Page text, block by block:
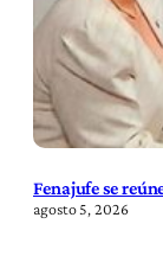
Fenajufe se
agosto 5, 2026